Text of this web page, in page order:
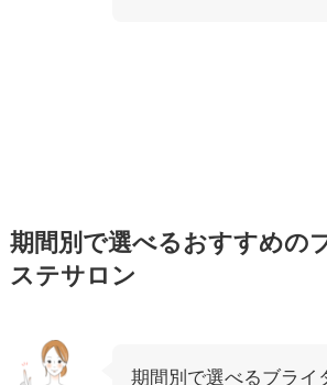
期間別で選べるおすすめの
ステサロン
期間別で選べるブライ